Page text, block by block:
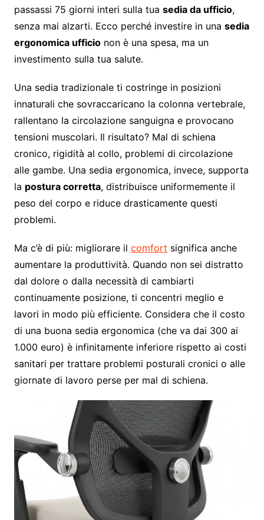
passassi 75 giorni interi sulla tua sedia da ufficio,
senza mai alzarti. Ecco perché investire in una sedia
ergonomica ufficionon è una spesa, ma un
investimento sulla tua salute.
Una sedia tradizionale ti costringe in posizioni
innaturali che sovraccaricano la colonna vertebrale,
rallentano la circolazione sanguigna e provocano
tensioni muscolari. Il risultato? Mal di schiena
cronico, rigidità al collo, problemi di circolazione
alle gambe. Una sedia ergonomica, invece, supporta
la postura corretta, distribuisce uniformemente il
peso del corpo e riduce drasticamente questi
problemi.
Ma c’è di più: migliorare il comfort significa anche
aumentare la produttività. Quando non sei distratto
dal dolore o dalla necessità di cambiarti
continuamente posizione, ti concentri meglio e
lavori in modo più efficiente. Considera che il costo
di una buona sedia ergonomica (che va dai 300 ai
1.000 euro) è infinitamente inferiore rispetto ai costi
sanitari per trattare problemi posturali cronici o alle
giornate di lavoro perse per mal di schiena.